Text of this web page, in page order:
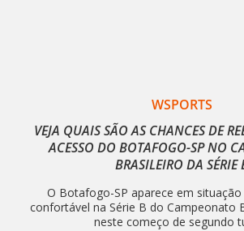
WSPORTS
VEJA QUAIS SÃO AS CHANCES DE
ACESSO DO BOTAFOGO-SP NO
BRASILEIRO DA SÉRIE
O Botafogo-SP aparece em
confortável na Série B do Campeonato
neste começo de segundo